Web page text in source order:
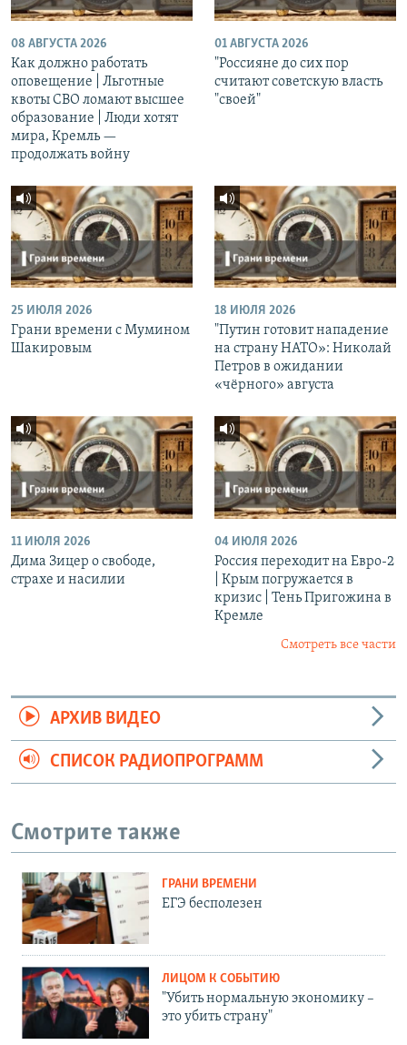
08 АВГУСТА 2026
Как должно работать
оповещение | Льготные
квоты СВО ломают высшее
образование | Люди хотят
мира, Кремль —
продолжать войну
01 АВГУСТА 2026
"Россияне до сих пор
считают советскую власть
"своей"
25 ИЮЛЯ 2026
Грани времени с Мумином
Шакировым
18 ИЮЛЯ 2026
"Путин готовит нападение
на страну НАТО»: Николай
Петров в ожидании
«чёрного» августа
11 ИЮЛЯ 2026
Дима Зицер о свободе,
страхе и насилии
04 ИЮЛЯ 2026
Россия переходит на Евро-2
| Крым погружается в
кризис | Тень Пригожина в
Кремле
Смотреть все части
АРХИВ ВИДЕО
СПИСОК РАДИОПРОГРАММ
Смотрите также
ГРАНИ ВРЕМЕНИ
ЕГЭ бесполезен
ЛИЦОМ К СОБЫТИЮ
"Убить нормальную экономику –
это убить страну"